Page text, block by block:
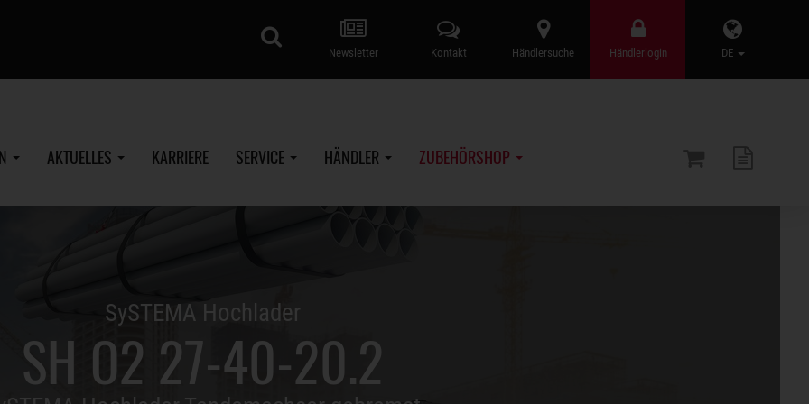
DE
Händlerlogin
Händlersuche
Kontakt
Newsletter
AKTUELLES KARRIERE SERVICE HÄNDLER ZUBEHÖRSHOP
SySTEMA Hochlader
SH O2 27-40-20.2